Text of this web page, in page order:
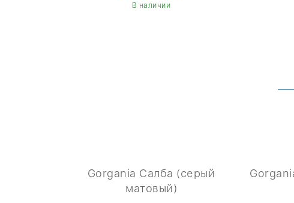
В наличии
Gorgania Салба (серый
матовый)